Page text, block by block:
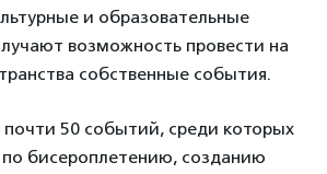
и образовательные
возможность провести на
собственные события.
50 событий, среди которых
бисероплетению, созданию